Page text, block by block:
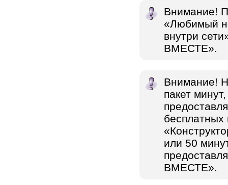
Внимание!
«Любимый
внутри
ВМЕСТЕ».
Внимание!
пакет
или 50
ВМЕСТЕ».